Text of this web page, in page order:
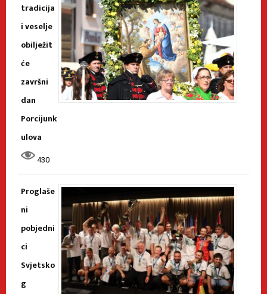
tradicija
i veselje
obilježit
će
završni
dan
Porcijunk
ulova
430
Proglaše
ni
pobjedni
ci
Svjetsko
g